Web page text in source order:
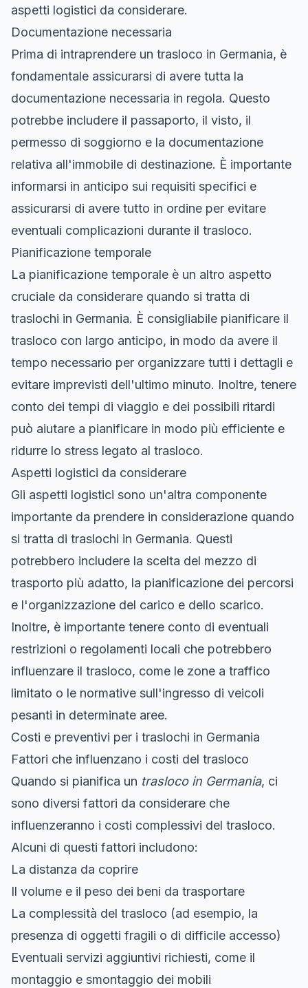
aspetti logistici da considerare.
Documentazione necessaria
Prima di intraprendere un trasloco in Germania, è
fondamentale assicurarsi di avere tutta la
documentazione necessaria in regola. Questo
potrebbe includere il passaporto, il visto, il
permesso di soggiorno e la documentazione
relativa all'immobile di destinazione. È importante
informarsi in anticipo sui requisiti specifici e
assicurarsi di avere tutto in ordine per evitare
eventuali complicazioni durante il trasloco.
Pianificazione temporale
La pianificazione temporale è un altro aspetto
cruciale da considerare quando si tratta di
traslochi in Germania. È consigliabile pianificare il
trasloco con largo anticipo, in modo da avere il
tempo necessario per organizzare tutti i dettagli e
evitare imprevisti dell'ultimo minuto. Inoltre, tenere
conto dei tempi di viaggio e dei possibili ritardi
può aiutare a pianificare in modo più efficiente e
ridurre lo stress legato al trasloco.
Aspetti logistici da considerare
Gli aspetti logistici sono un'altra componente
importante da prendere in considerazione quando
si tratta di traslochi in Germania. Questi
potrebbero includere la scelta del mezzo di
trasporto più adatto, la pianificazione dei percorsi
e l'organizzazione del carico e dello scarico.
Inoltre, è importante tenere conto di eventuali
restrizioni o regolamenti locali che potrebbero
influenzare il trasloco, come le zone a traffico
limitato o le normative sull'ingresso di veicoli
pesanti in determinate aree.
Costi e preventivi per i traslochi in Germania
Fattori che influenzano i costi del trasloco
Quando si pianifica un trasloco in Germania, ci
sono diversi fattori da considerare che
influenzeranno i costi complessivi del trasloco.
Alcuni di questi fattori includono:
La distanza da coprire
Il volume e il peso dei beni da trasportare
La complessità del trasloco (ad esempio, la
presenza di oggetti fragili o di difficile accesso)
Eventuali servizi aggiuntivi richiesti, come il
montaggio e smontaggio dei mobili